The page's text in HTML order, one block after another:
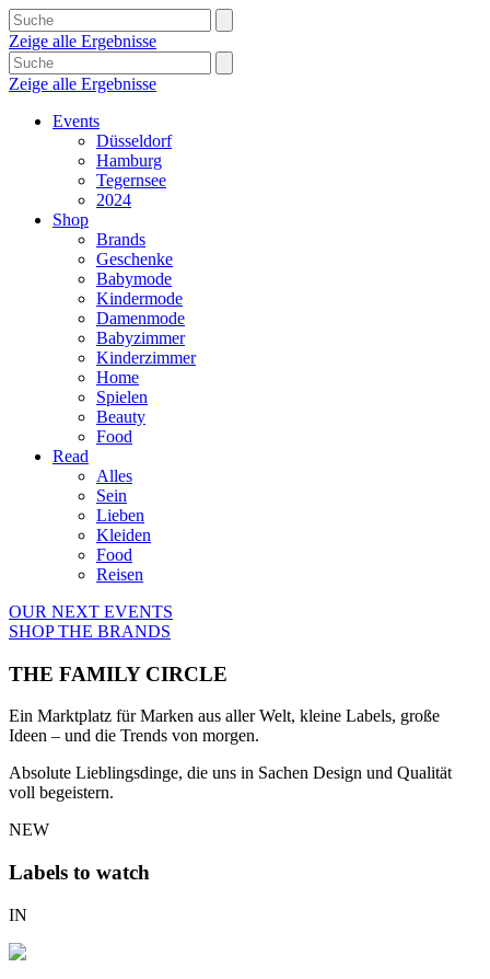
Zeige alle Ergebnisse
Zeige alle Ergebnisse
Events
Düsseldorf
Hamburg
Tegernsee
2024
Shop
Brands
Geschenke
Babymode
Kindermode
Damenmode
Babyzimmer
Kinderzimmer
Home
Spielen
Beauty
Food
Read
Alles
Sein
Lieben
Kleiden
Food
Reisen
OUR NEXT EVENTS
SHOP THE BRANDS
THE FAMILY CIRCLE
Ein Marktplatz für Marken aus aller Welt, kleine Labels, große
Ideen – und die Trends von morgen.
Absolute Lieblingsdinge, die uns in Sachen Design und Qualität
voll begeistern.
NEW
Labels to watch
IN